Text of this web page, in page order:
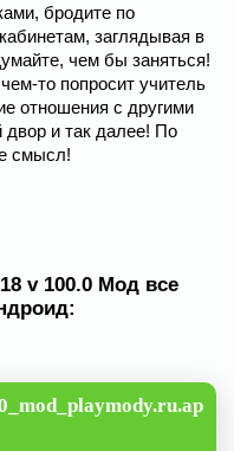
бродите по
заглядывая в
чем бы заняться!
то попросит учитель
отношения с другими
и так далее! По
смысл!
v 100.0 Мод все